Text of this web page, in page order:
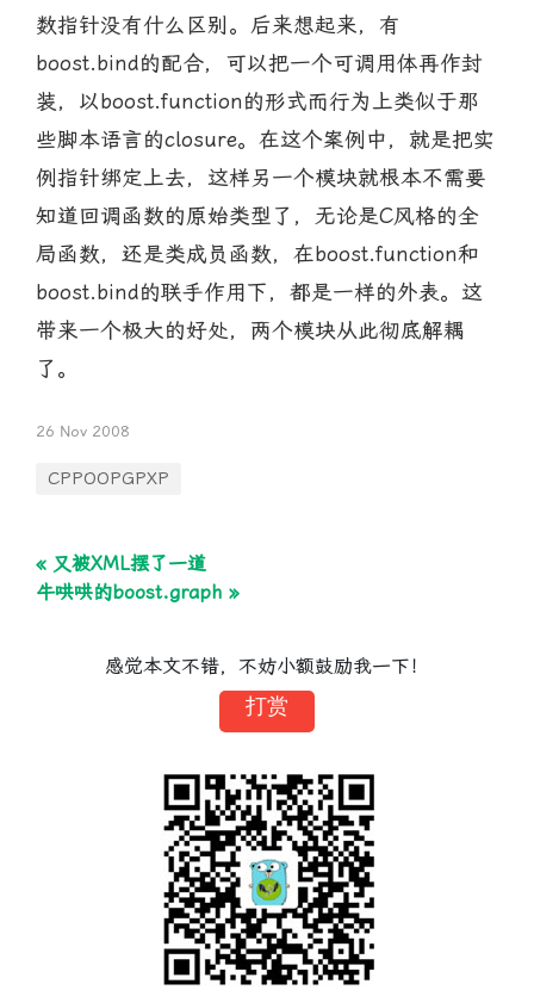
数指针没有什么区别。后来想起来，有
boost.bind的配合，可以把一个可调用体再作封
装，以boost.function的形式而行为上类似于那
些脚本语言的closure。在这个案例中，就是把实
例指针绑定上去，这样另一个模块就根本不需要
知道回调函数的原始类型了，无论是C风格的全
局函数，还是类成员函数，在boost.function和
boost.bind的联手作用下，都是一样的外表。这
带来一个极大的好处，两个模块从此彻底解耦
了。
26 Nov 2008
CPPOOPGPXP
« 又被XML摆了一道
牛哄哄的boost.graph »
感觉本文不错，不妨小额鼓励我一下！
打赏